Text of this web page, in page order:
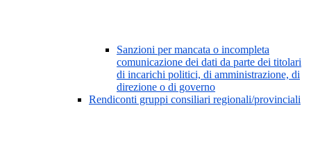
Sanzioni per mancata o incompleta
comunicazione dei dati da parte dei titolari
di incarichi politici, di amministrazione, di
direzione o di governo
Rendiconti gruppi consiliari regionali/provinciali